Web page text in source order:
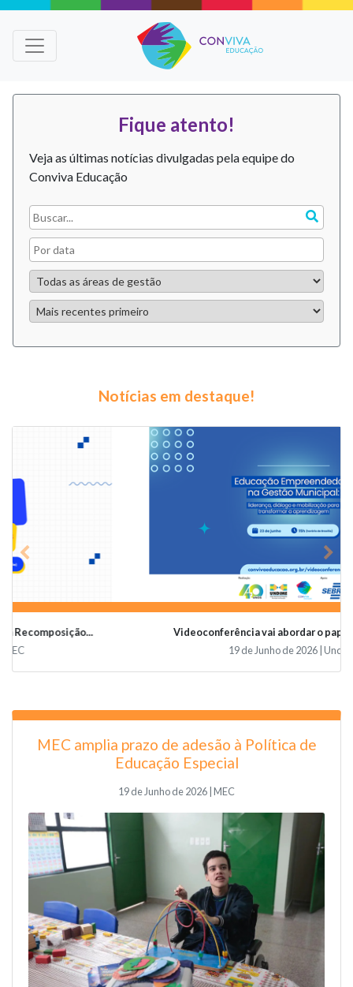
Fique atento!
Veja as últimas notícias divulgadas pela equipe do
Conviva Educação
Notícias em destaque!
Videoconferência vai abordar o papel da educaçã...
19 de Junho de 2026 | Undime
Previous
MEC amplia prazo de adesão à Política de
Educação Especial
19 de Junho de 2026 | MEC